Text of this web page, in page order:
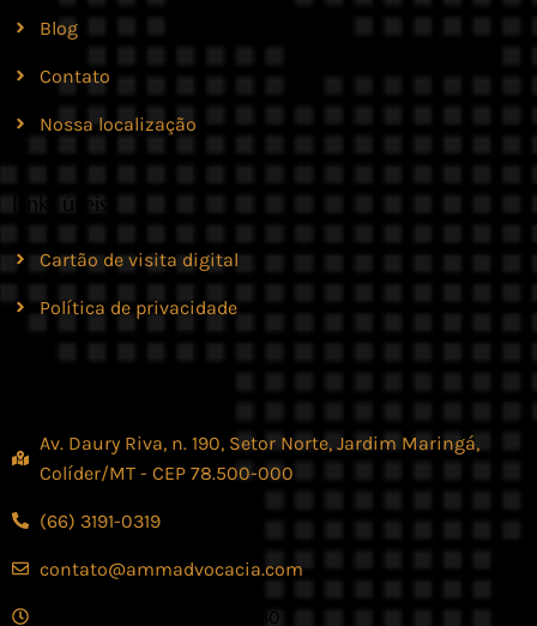
Blog
Contato
Nossa localização
Links úteis
Cartão de visita digital
Política de privacidade
Av. Daury Riva, n. 190, Setor Norte, Jardim Maringá,
Colíder/MT - CEP 78.500-000
(66) 3191-0319
contato@ammadvocacia.com